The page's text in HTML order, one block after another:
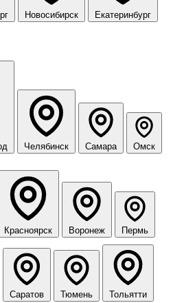
Новосибирск Екатеринбург
Челябинск Самара Омск
Красноярск Воронеж Пермь
Саратов Тюмень Тольятти